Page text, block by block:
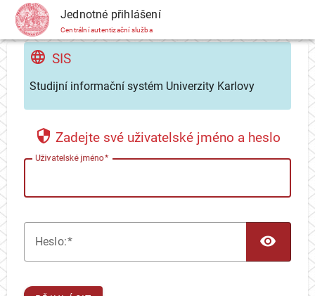
CAS Jednotné přihlášení
Centrální autentizační služba
SIS
Studijní informační systém Univerzity Karlovy
Zadejte své uživatelské jméno a heslo
Uživatelské jméno
Heslo: